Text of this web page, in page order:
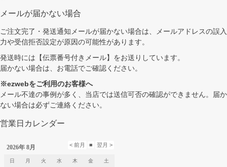
メールが届かない場合
ご注文完了・発送通知メールが届かない場合は、メールアドレスの誤入
力や受信拒否設定が原因の可能性があります。
発送時には【伝票番号付きメール】をお送りしています。
届かない場合は、お電話でご確認ください。
※ezwebをご利用のお客様へ
メール不達の事例が多く、当店では送信可否の確認ができません。届か
ない場合は必ずご連絡ください。
営業日カレンダー